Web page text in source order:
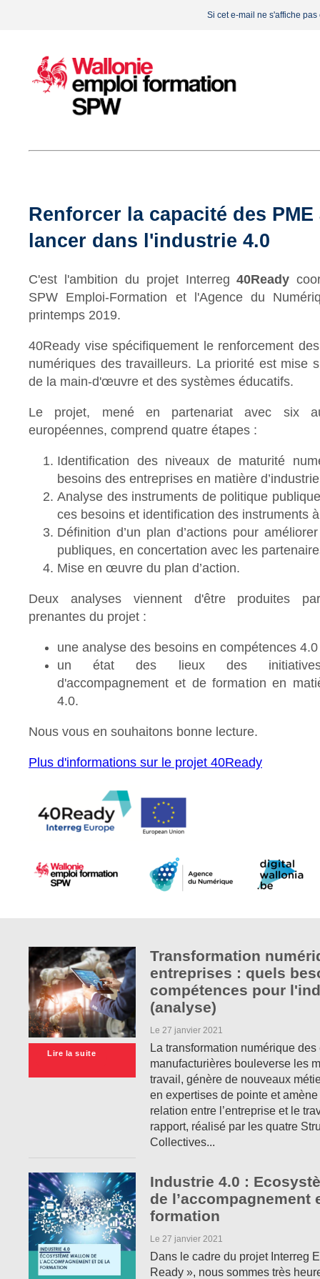
Si cet e-mail ne s'affiche
Renforcer la capacité des PME
lancer dans l'industrie 4.0
C'est l'ambition du projet Interreg 40Ready
SPW Emploi-Formation et l'Agence du
printemps 2019.
40Ready vise spécifiquement le renforcement
numériques des travailleurs. La priorité est mise
de la main-d'œuvre et des systèmes éducatifs.
Le projet, mené en partenariat avec six
européennes, comprend quatre étapes :
Identification des niveaux de maturité
besoins des entreprises en matière
Analyse des instruments de politique
ces besoins et identification des instruments
Définition d’un plan d’actions pour
publiques, en concertation avec les
Mise en œuvre du plan d’action.
Deux analyses viennent d'être produites
prenantes du projet :
une analyse des besoins en compétences
un état des lieux des initiatives
d'accompagnement et de formation en
4.0.
Nous vous en souhaitons bonne lecture.
Plus d'informations sur le projet 40Ready
Lire la suite
Transformation
entreprises : quels
compétences pour
(analyse)
Le 27 janvier 2021
La transformation numérique
manufacturières bouleverse les
travail, génère de nouveaux
en expertises de pointe et
relation entre l’entreprise et le
rapport, réalisé par les quatre
Collectives...
Industrie 4.0 :
de l’accompagnement
formation
Le 27 janvier 2021
Dans le cadre du projet Interreg
Ready », nous sommes très